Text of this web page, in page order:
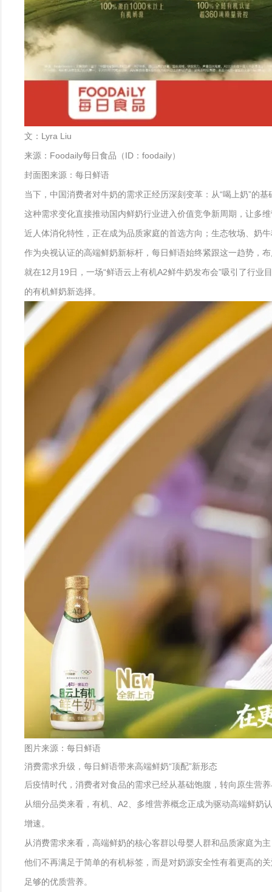
文：Lyra Liu
来源：Foodaily每日食品（ID：foodaily）
封面图来源：每日鲜语
当下，中国消费者对牛奶的需求正经历深刻变革：从“喝上奶”的
这种需求变化直接推动国内鲜奶行业进入价值竞争新周期，让多
近人体消化特性，正在成为品质家庭的首选方向；生态牧场、奶
作为央视认证的高端鲜奶新标杆，每日鲜语始终紧跟这一趋势，
就在12月19日，一场“鲜语云上有机A2鲜牛奶发布会”吸引了行
的有机鲜奶新选择。
图片来源：每日鲜语
消费需求升级，每日鲜语带来高端鲜奶“顶配”新形态
后疫情时代，消费者对食品的需求已经从基础饱腹，转向原生营
从细分品类来看，有机、A2、多维营养概念正成为驱动高端鲜
增速。
从消费需求来看，高端鲜奶的核心客群以母婴人群和品质家庭为
他们不再满足于简单的有机标签，而是对奶源安全性有着更高的
足够的优质营养。